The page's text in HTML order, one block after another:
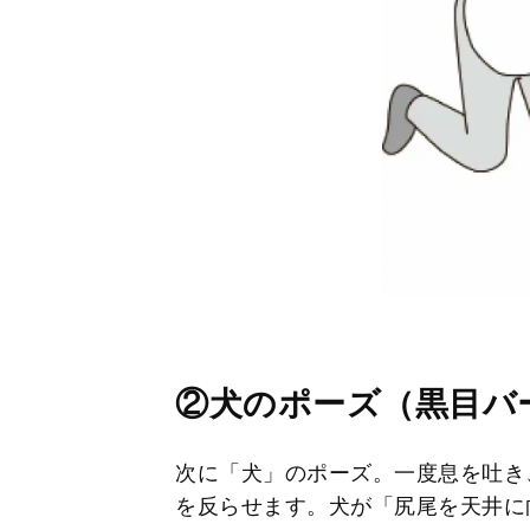
②犬のポーズ（黒目バ
次に「犬」のポーズ。一度息を吐
を反らせます。犬が「尻尾を天井